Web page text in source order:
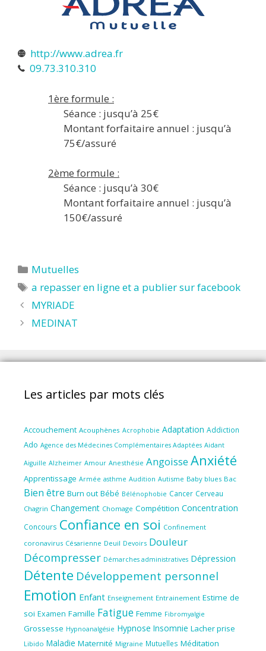
http://www.adrea.fr
09.73.310.310
1ère formule :
Séance : jusqu’à 25€
Montant forfaitaire annuel : jusqu’à
75€/assuré
2ème formule :
Séance : jusqu’à 30€
Montant forfaitaire annuel : jusqu’à
150€/assuré
Catégories
Mutuelles
Étiquettes
a repasser en ligne et a publier sur facebook
MYRIADE
MEDINAT
Les articles par mots clés
Accouchement Acouphènes Acrophobie Adaptation Addiction
Ado Agence des Médecines Complémentaires Adaptées Aidant
Aiguille Alzheimer Amour Anesthésie Angoisse Anxiété
Apprentissage Armée asthme Audition Autisme Baby blues Bac
Bien être Burn out Bébé Bélénophobie Cancer Cerveau
Chagrin Changement Chomage Compétition Concentration
Concours Confiance en soi Confinement
coronavirus Césarienne Deuil Devoirs Douleur
Décompresser Démarches administratives Dépression
Détente Développement personnel
Emotion Enfant Enseignement Entrainement Estime de
soi Examen Famille Fatigue Femme Fibromyalgie
Grossesse Hypnoanalgésie Hypnose Insomnie Lacher prise
Libido Maladie Maternité Migraine Mutuelles Méditation